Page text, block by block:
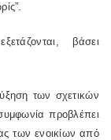
βάσει
των σχετικών
προβλέπει
των ενοικίων από